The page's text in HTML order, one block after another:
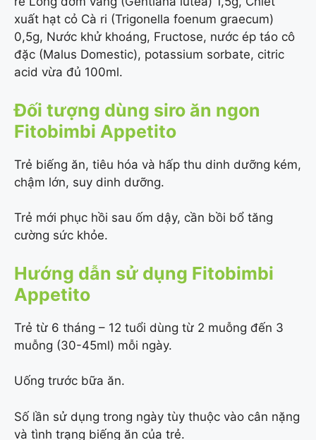
xuất hạt cỏ Cà ri (Trigonella foenum graecum)
0,5g, Nước khử khoáng, Fructose, nước ép táo cô
đặc (Malus Domestic), potassium sorbate, citric
acid vừa đủ 100ml.
Đối tượng dùng siro ăn ngon
Fitobimbi Appetito
Trẻ biếng ăn, tiêu hóa và hấp thu dinh dưỡng kém,
chậm lớn, suy dinh dưỡng.
Trẻ mới phục hồi sau ốm dậy, cần bồi bổ tăng
cường sức khỏe.
Hướng dẫn sử dụng Fitobimbi
Appetito
Trẻ từ 6 tháng – 12 tuổi dùng từ 2 muỗng đến 3
muỗng (30-45ml) mỗi ngày.
Uống trước bữa ăn.
Số lần sử dụng trong ngày tùy thuộc vào cân nặng
và tình trạng biếng ăn của trẻ.